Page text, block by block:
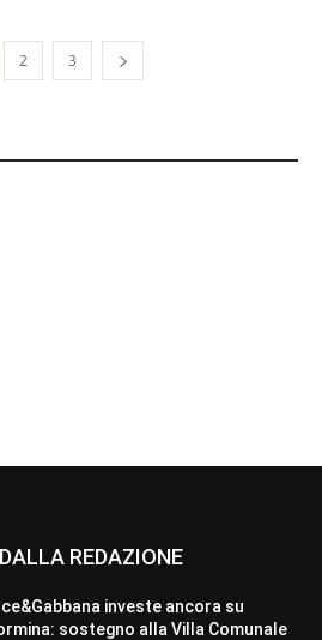
2 3
REDAZIONE
investe ancora su
sostegno alla Villa Comunale